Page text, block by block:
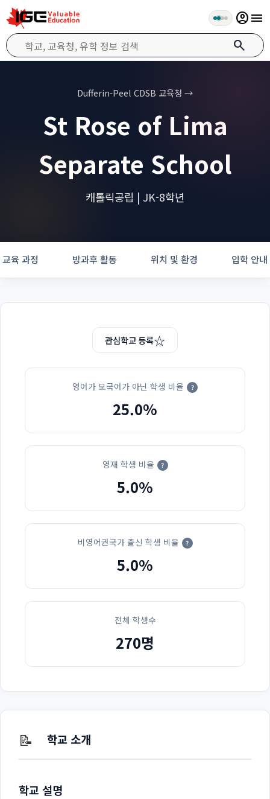
search
account_circlemenu
Dufferin-Peel CDSB 교육청 →
St Rose of Lima
Separate School
캐톨릭공립 | JK-8학년
교육 과정 방과후 활동 위치 및 환경 입학 안내
관심학교 등록☆
영어가 모국어가 아닌 학생 비율 ?
25.0%
영재 학생 비율 ?
5.0%
비영어권국가 출신 학생 비율 ?
5.0%
전체 학생수
270명
📝 학교 소개
학교 설명